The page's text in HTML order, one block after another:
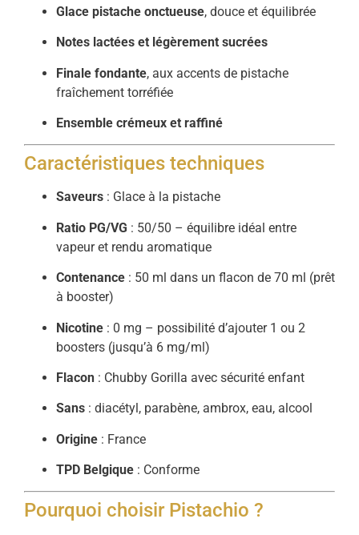
Glace pistache onctueuse, douce et équilibrée
Notes lactées et légèrement sucrées
Finale fondante, aux accents de pistache
fraîchement torréfiée
Ensemble crémeux et raffiné
Caractéristiques techniques
Saveurs : Glace à la pistache
Ratio PG/VG : 50/50 – équilibre idéal entre
vapeur et rendu aromatique
Contenance : 50 ml dans un flacon de 70 ml (prêt
à booster)
Nicotine : 0 mg – possibilité d’ajouter 1 ou 2
boosters (jusqu’à 6 mg/ml)
Flacon : Chubby Gorilla avec sécurité enfant
Sans : diacétyl, parabène, ambrox, eau, alcool
Origine : France
TPD Belgique : Conforme
Pourquoi choisir Pistachio ?